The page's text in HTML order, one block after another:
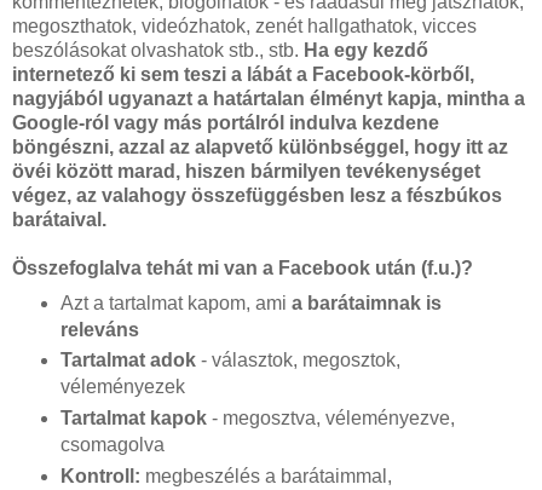
megoszthatok, videózhatok, zenét hallgathatok, vicces
beszólásokat olvashatok stb., stb. Ha egy kezdő
internetező ki sem teszi a lábát a Facebook-körből,
nagyjából ugyanazt a határtalan élményt kapja, mintha a
Google-ról vagy más portálról indulva kezdene
böngészni, azzal az alapvető különbséggel, hogy itt az
övéi között marad, hiszen bármilyen tevékenységet
végez, az valahogy összefüggésben lesz a fészbúkos
barátaival.
Összefoglalva tehát mi van a Facebook után (f.u.)?
Azt a tartalmat kapom, ami a barátaimnak is
releváns
Tartalmat adok- választok, megosztok,
véleményezek
Tartalmat kapok- megosztva, véleményezve,
csomagolva
Kontroll: megbeszélés a barátaimmal,